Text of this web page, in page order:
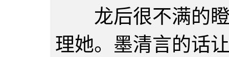
龙后很不满的瞪
理她。墨清言的话